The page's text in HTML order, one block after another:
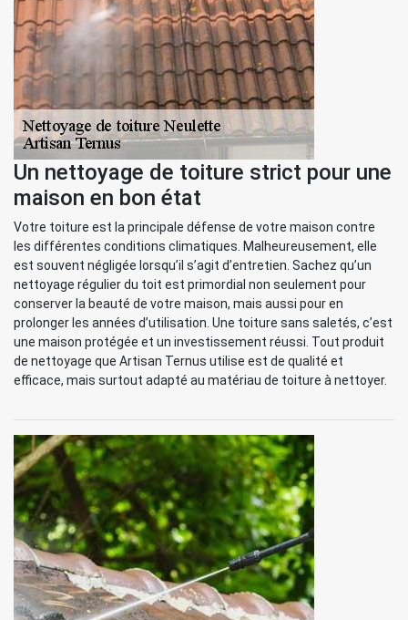
Un nettoyage de toiture strict pour une
maison en bon état
Votre toiture est la principale défense de votre maison contre
les différentes conditions climatiques. Malheureusement, elle
est souvent négligée lorsqu’il s’agit d’entretien. Sachez qu’un
nettoyage régulier du toit est primordial non seulement pour
conserver la beauté de votre maison, mais aussi pour en
prolonger les années d’utilisation. Une toiture sans saletés, c’est
une maison protégée et un investissement réussi. Tout produit
de nettoyage que Artisan Ternus utilise est de qualité et
efficace, mais surtout adapté au matériau de toiture à nettoyer.